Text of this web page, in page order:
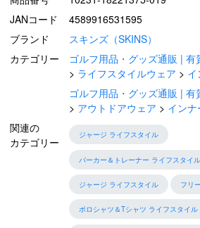
JANコード
4589916531595
ブランド
スキンズ（SKINS）
カテゴリー
ゴルフ用品・グッズ通販 | 有
ライフスタイルウェア
イ
ゴルフ用品・グッズ通販 | 有
アウトドアウェア
インナ
関連の
カテゴリー
ジャージ ライフスタイル
パーカー＆トレーナー ライフスタイル
ジャージ ライフスタイル フリ
ポロシャツ＆Tシャツ ライフスタイル